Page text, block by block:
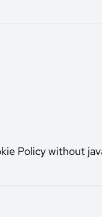
Policy without